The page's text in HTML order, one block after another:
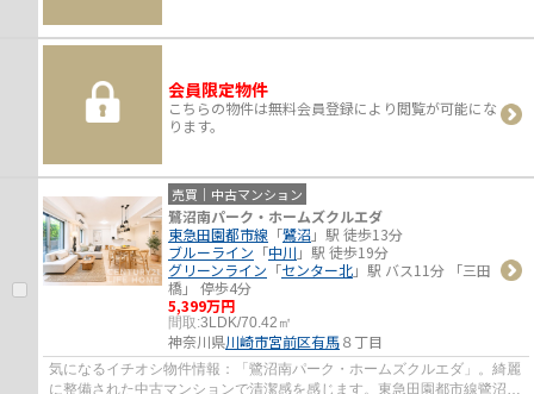
会員限定物件
こちらの物件は無料会員登録により閲覧が可能にな
ります。
売買｜中古マンション
鷺沼南パーク・ホームズクルエダ
東急田園都市線 「鷺沼」駅 徒歩13分
ブルーライン 「中川 」駅 徒歩19分
グリーンライン 「センター北」駅 バス11分 「三田
橋」 停歩4分
5,399万円
間取:3LDK/70.42㎡
神奈川県川崎市宮前区有馬８丁目
気になるイチオシ物件情報：「鷺沼南パーク・ホームズクルエダ」。綺麗
に整備された中古マンションで清潔感を感じます。東急田園都市線鷺沼で